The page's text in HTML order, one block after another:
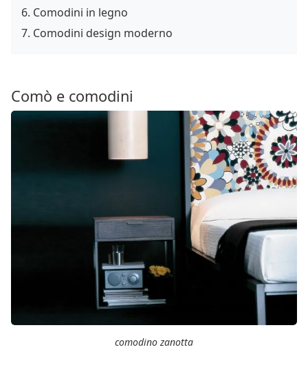
Comodini in legno
Comodini design moderno
Comò e comodini
comodino zanotta